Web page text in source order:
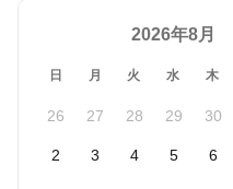
2026年8月
日 月 火 水 木
26 27 28 29 30
2 3 4 5 6